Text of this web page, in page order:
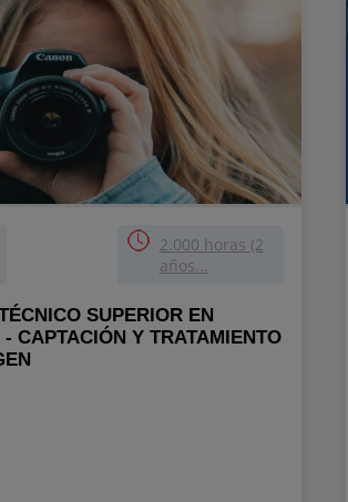
2.000 horas (2
años...
SUPERIOR EN
- CAPTACIÓN Y TRATAMIENTO